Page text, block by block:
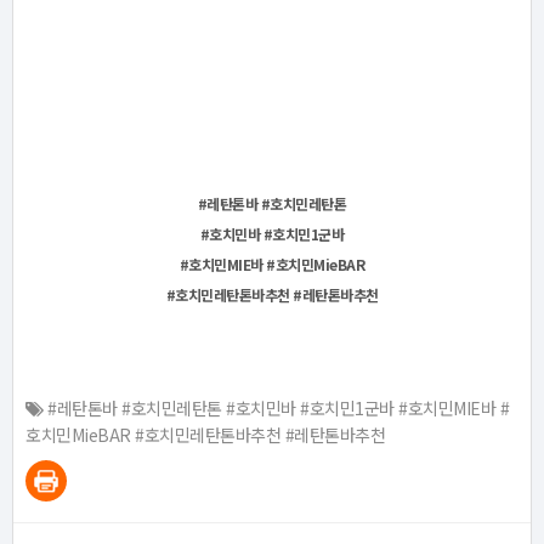
#레탄톤바 #호치민레탄톤
#호치민바 #호치민1군바
#호치민MIE바 #호치민MieBAR
#호치민레탄톤바추천 #레탄톤바추천
#레탄톤바 #호치민레탄톤 #호치민바 #호치민1군바 #호치민MIE바 #
호치민MieBAR #호치민레탄톤바추천 #레탄톤바추천